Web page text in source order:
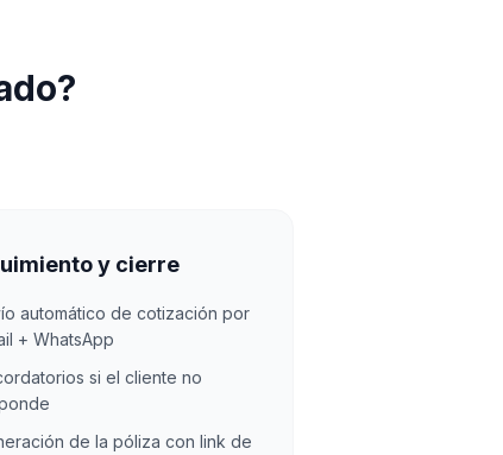
y cierre
automático de cotización por
+ WhatsApp
si el cliente no
de la póliza con link de